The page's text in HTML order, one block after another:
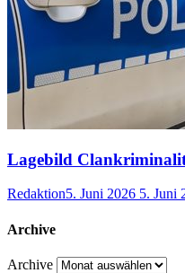
Lagebild
Redaktion5. Juni 2026 5. Juni
Archive
Archive